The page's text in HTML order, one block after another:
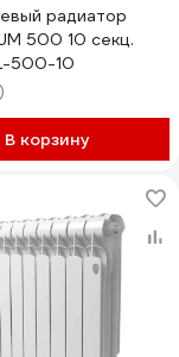
радиатор
500 10 секц.
500-10
В корзину